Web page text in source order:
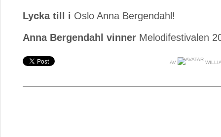
Lycka till i Oslo Anna Bergendahl!
Anna Bergendahl vinner Melodifestivalen
AV